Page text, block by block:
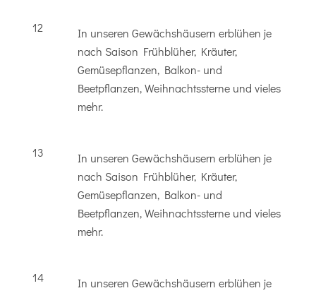
12
In unseren Gewächshäusern erblühen je
nach Saison Frühblüher, Kräuter,
Gemüsepflanzen, Balkon- und
Beetpflanzen, Weihnachtssterne und vieles
mehr.
13
In unseren Gewächshäusern erblühen je
nach Saison Frühblüher, Kräuter,
Gemüsepflanzen, Balkon- und
Beetpflanzen, Weihnachtssterne und vieles
mehr.
14
In unseren Gewächshäusern erblühen je